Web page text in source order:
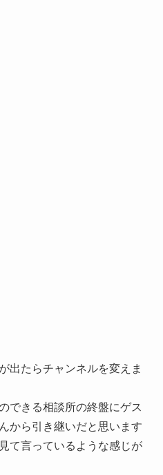
出たらチャンネルを変えま
できる相談所の終盤にゲス
から引き継いだと思います
て言っているような感じが